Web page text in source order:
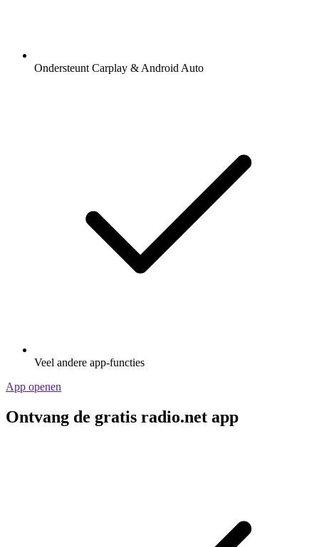
Ondersteunt Carplay & Android Auto
Veel andere app-functies
App openen
Ontvang de gratis radio.net app